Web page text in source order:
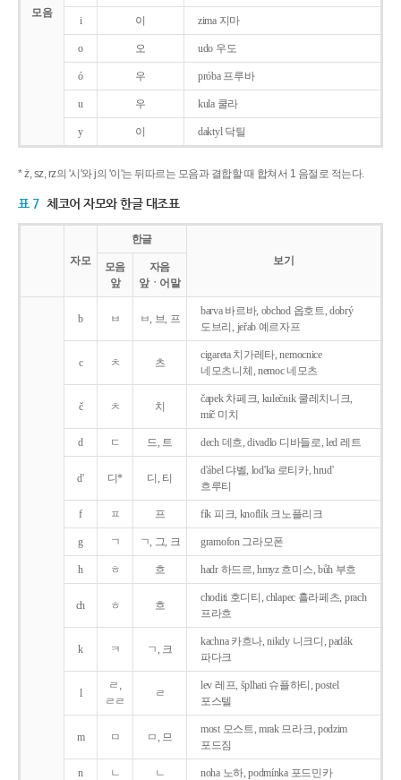
모음
i 이 zima 지마
o 오 udo 우도
ó 우 próba 프루바
u 우 kula 쿨라
y 이 daktyl 닥틸
* ż, sz, rz의 '시'와 j의 '이'는 뒤따르는 모음과 결합할 때 합쳐서 1 음절로 적는다.
표 7 체코어 자모와 한글 대조표
자모
한글
보기
모음
앞
자음
앞ㆍ어말
b ㅂ ㅂ, 브, 프
barva 바르바, obchod 옵호트, dobrý
도브리, jeřab 예르자프
c ㅊ 츠
cigareta 치가레타, nemocnice
네모츠니체, nemoc 네모츠
č ㅊ 치
čapek 차페크, kulečnik 쿨레치니크,
míč 미치
d ㄷ 드, 트 dech 데흐, divadlo 디바들로, led 레트
d' 디* 디, 티
d'ábel 댜벨, lod'ka 로티카, hrud'
흐루티
f ㅍ 프 fík 피크, knoflík 크노플리크
g ㄱ ㄱ, 그, 크 gramofon 그라모폰
h ㅎ 흐 hadr 하드르, hmyz 흐미스, bůh 부흐
ch ㅎ 흐
choditi 호디티, chlapec 흘라페츠, prach
프라흐
k ㅋ ㄱ, 크
kachna 카흐나, nikdy 니크디, padák
파다크
l
ㄹ,
ㄹㄹ
ㄹ
lev 레프, šplhati 슈플하티, postel
포스텔
m ㅁ ㅁ, 므
most 모스트, mrak 므라크, podzim
포드짐
n ㄴ ㄴ noha 노하, podmínka 포드민카